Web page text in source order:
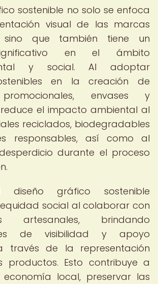
sostenible no solo se enfoca
visual de las marcas
sino que también tiene un
en el ámbito
y social. Al adoptar
en la creación de
envases y
el impacto ambiental al
reciclados, biodegradables
responsables, así como al
durante el proceso
diseño gráfico sostenible
social al colaborar con
artesanales, brindando
de visibilidad y apoyo
través de la representación
productos. Esto contribuye a
local, preservar las